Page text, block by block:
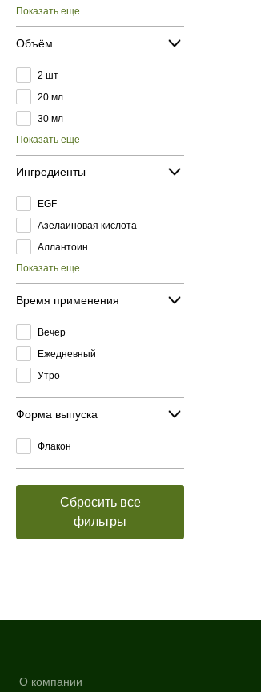
Показать еще
Объём
2 шт
20 мл
30 мл
Показать еще
Ингредиенты
EGF
Азелаиновая кислота
Аллантоин
Показать еще
Время применения
Вечер
Ежедневный
Утро
Форма выпуска
Флакон
Сбросить все
фильтры
О компании